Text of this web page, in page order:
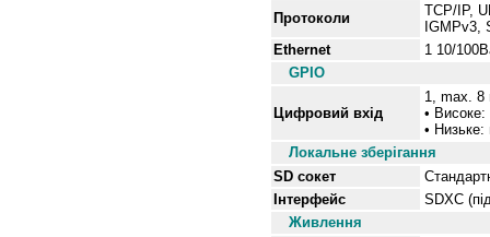
Протоколи
TCP/IP,
IGMPv3,
Ethernet
1 10/
GPIO
Цифровий вхід
1, max. 8
•
• Низьке:
Локальне зберігання
SD сокет
Інтерфейс
SDXC
Живлення